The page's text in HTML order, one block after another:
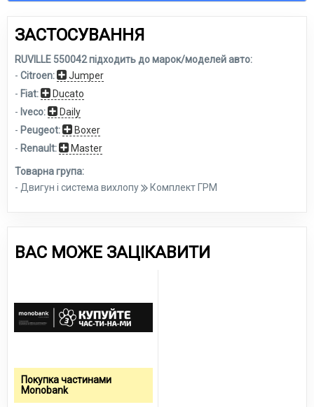
ЗАСТОСУВАННЯ
RUVILLE 550042 підходить до марок/моделей авто:
- Citroen:
Jumper
- Fiat:
Ducato
- Iveco:
Daily
- Peugeot:
Boxer
- Renault: Master
Товарна група:
- Двигун і система вихлопу
Комплект ГРМ
ВАС МОЖЕ ЗАЦІКАВИТИ
Покупка частинами
Monobank